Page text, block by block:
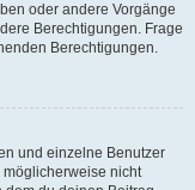
oder andere Vorgänge
Berechtigungen. Frage
Berechtigungen.
und einzelne Benutzer
nicht